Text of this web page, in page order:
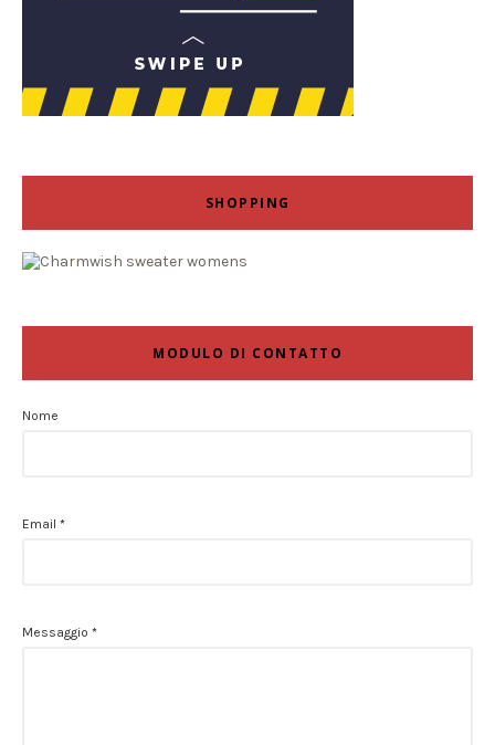
SHOPPING
MODULO DI CONTATTO
Nome
Email *
Messaggio *